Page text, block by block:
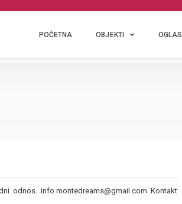
POČETNA OBJEKTI OGLASI
odnos. info.montedreams@gmail.com Kontakt